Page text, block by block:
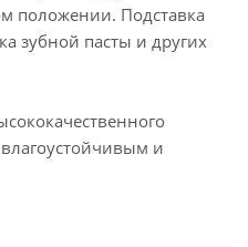
положении. Подставка
зубной пасты и других
и